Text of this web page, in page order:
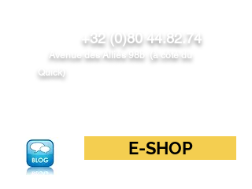
+32 (0)80 44.82.74
Avenue des Alliés 98b (à côté du
Quick)
E-SHOP